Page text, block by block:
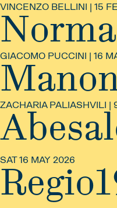
VINCENZO BELLINI | 15
Norma
GIACOMO PUCCINI | 16
ZACHARIA PALIASHVILI |
SAT 16 MAY 2026